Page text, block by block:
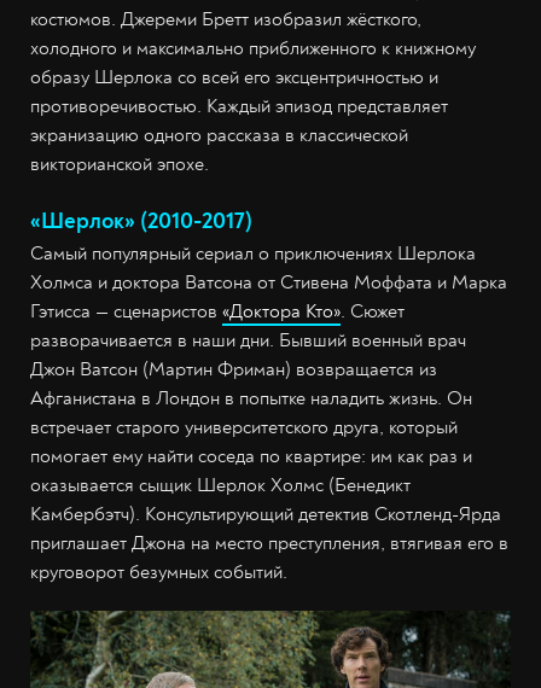
костюмов. Джереми Бретт изобразил жёсткого,
холодного и максимально приближенного к книжному
образу Шерлока со всей его эксцентричностью и
противоречивостью. Каждый эпизод представляет
экранизацию одного рассказа в классической
викторианской эпохе.
«Шерлок» (2010-2017)
Самый популярный сериал о приключениях Шерлока
Холмса и доктора Ватсона от Стивена Моффата и Марка
Гэтисса — сценаристов «Доктора Кто». Сюжет
разворачивается в наши дни. Бывший военный врач
Джон Ватсон (Мартин Фриман) возвращается из
Афганистана в Лондон в попытке наладить жизнь. Он
встречает старого университетского друга, который
помогает ему найти соседа по квартире: им как раз и
оказывается сыщик Шерлок Холмс (Бенедикт
Камбербэтч). Консультирующий детектив Скотленд-Ярда
приглашает Джона на место преступления, втягивая его в
круговорот безумных событий.